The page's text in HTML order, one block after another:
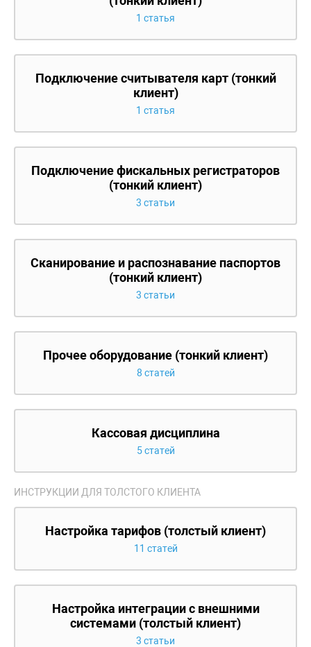
1 статья
Подключение считывателя карт (тонкий
клиент)
1 статья
Подключение фискальных регистраторов
(тонкий клиент)
3 статьи
Сканирование и распознавание паспортов
(тонкий клиент)
3 статьи
Прочее оборудование (тонкий клиент)
8 статей
Кассовая дисциплина
5 статей
ИНСТРУКЦИИ ДЛЯ ТОЛСТОГО КЛИЕНТА
Настройка тарифов (толстый клиент)
11 статей
Настройка интеграции с внешними
системами (толстый клиент)
3 статьи